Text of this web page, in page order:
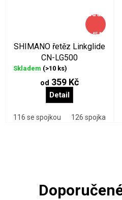
odaž
–45 %
SHIMANO řetěz Linkglide
CN-LG500
Skladem (>10 ks)
od 359 Kč
Detail
116 se spojkou 126 spojka